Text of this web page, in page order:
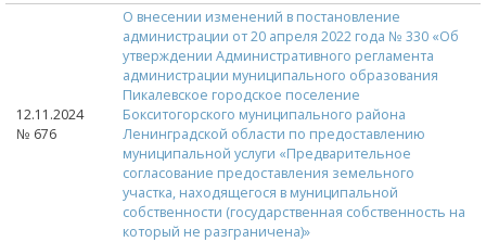
12.11.2024
№ 676
О внесении изменений в постановление
администрации от 20 апреля 2022 года № 330 «Об
утверждении Административного регламента
администрации муниципального образования
Пикалевское городское поселение
Бокситогорского муниципального района
Ленинградской области по предоставлению
муниципальной услуги «Предварительное
согласование предоставления земельного
участка, находящегося в муниципальной
собственности (государственная собственность на
который не разграничена)»